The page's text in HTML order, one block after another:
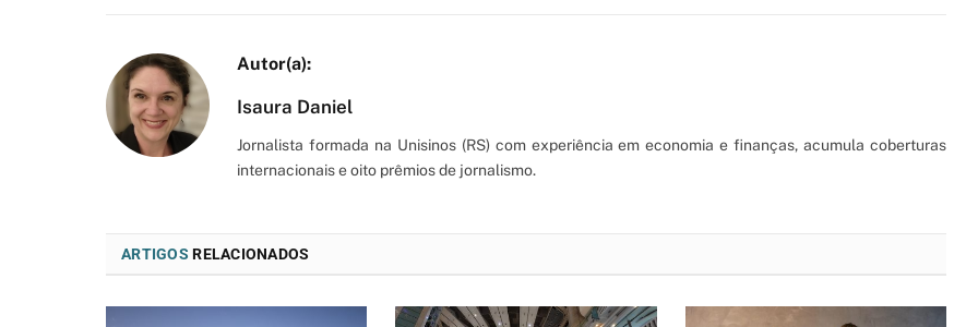
Isaura Daniel
Jornalista formada na Unisinos (RS) com experiência em economia e finanças, acumula coberturas
internacionais e oito prêmios de jornalismo.
ARTIGOS RELACIONADOS